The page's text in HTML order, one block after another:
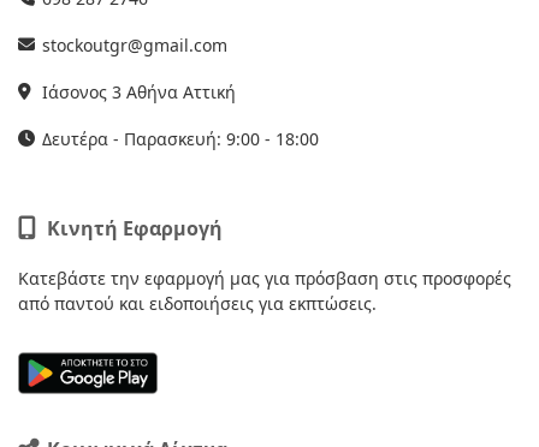
stockoutgr@gmail.com
Ιάσονος 3 Αθήνα Αττική
Δευτέρα - Παρασκευή: 9:00 - 18:00
Κινητή Εφαρμογή
Κατεβάστε την εφαρμογή μας για πρόσβαση στις προσφορές
από παντού και ειδοποιήσεις για εκπτώσεις.